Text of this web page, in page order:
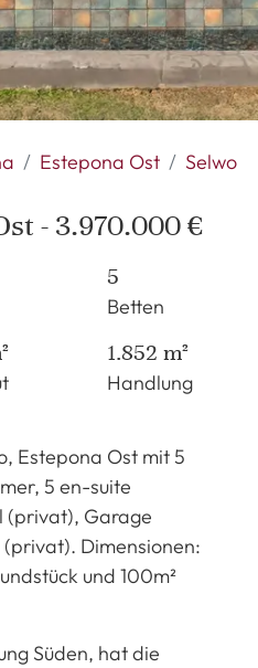
Estepona Ost Selwo
- 3.970.000 €
5
Betten
1.852 m²
Handlung
Estepona Ost mit 5
5 en-suite
(privat), Garage
Dimensionen:
und 100m²
Süden, hat die